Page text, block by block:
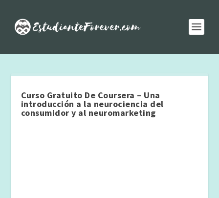
Curso Gratuito De Coursera – Una
introducción a la neurociencia del
consumidor y al neuromarketing